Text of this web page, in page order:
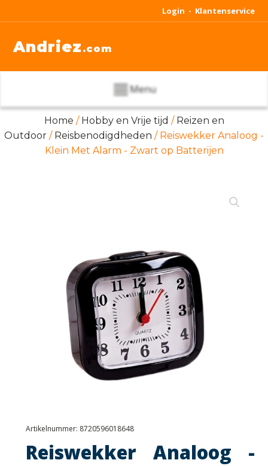
Login - Klantenservice
Andriez .com
Menu
Home / Hobby en Vrije tijd / Reizen en
Outdoor / Reisbenodigdheden / Reiswekker Analoog -
Klein Met Alarm - Zwart op Batterijen
Artikelnummer: 8720596018648
Reiswekker Analoog -